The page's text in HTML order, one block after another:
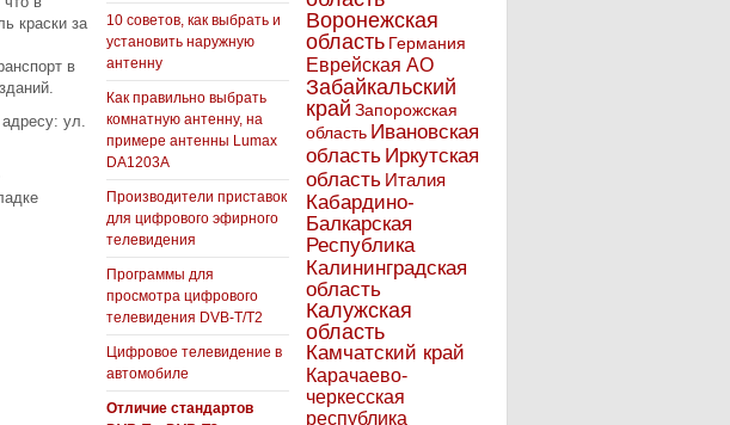
краски за
в
ул.
10 советов, как выбрать и
установить наружную
антенну
Как правильно выбрать
комнатную антенну, на
примере антенны Lumax
DA1203А
Производители приставок
для цифрового эфирного
телевидения
Программы для
просмотра цифрового
телевидения DVB-T/T2
Цифровое телевидение в
автомобиле
Отличие стандартов
Воронежская
область Германия
Еврейская АО
Забайкальский
край Запорожская
область Ивановская
область Иркутская
область Италия
Кабардино-
Балкарская
Республика
Калининградская
область
Калужская
область
Камчатский край
Карачаево-
черкесская
республика